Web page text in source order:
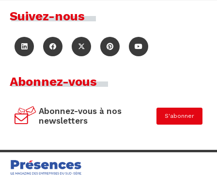
Suivez-nous
Abonnez-vous
Abonnez-vous à nos
newsletters
S'abonner